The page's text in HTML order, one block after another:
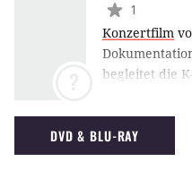
1
Konzertfilm
begleitet die
Solar, Moon
nehmen das
– nicht nur
DVD & BLU-RAY